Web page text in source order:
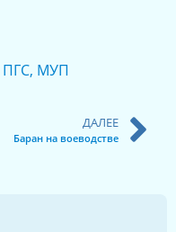
, МУП
ДАЛЕЕ
Баран на воеводстве